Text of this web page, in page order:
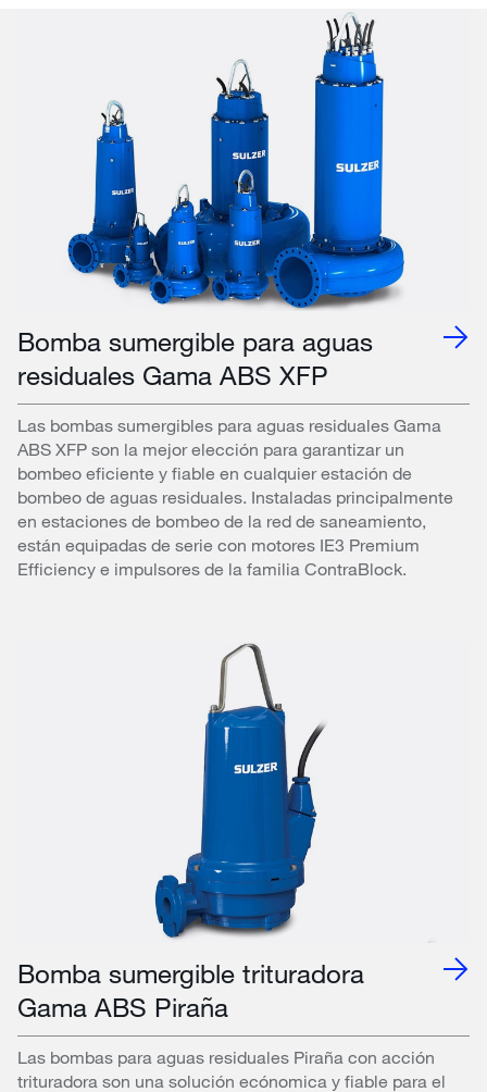
Bomba sumergible para aguas
residuales Gama ABS XFP
Las bombas sumergibles para aguas residuales Gama
ABS XFP son la mejor elección para garantizar un
bombeo eficiente y fiable en cualquier estación de
bombeo de aguas residuales. Instaladas principalmente
en estaciones de bombeo de la red de saneamiento,
están equipadas de serie con motores IE3 Premium
Efficiency e impulsores de la familia ContraBlock.
Bomba sumergible trituradora
Gama ABS Piraña
Las bombas para aguas residuales Piraña con acción
trituradora son una solución ecónomica y fiable para el